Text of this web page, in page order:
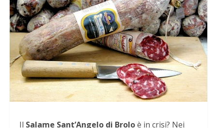
Il Salame Sant’Angelo di Broloè in crisi? Nei